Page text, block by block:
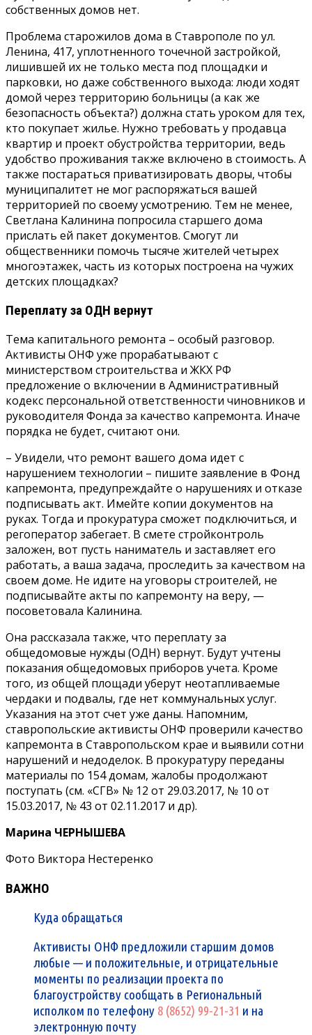
собственных домов нет.
Проблема старожилов дома в Ставрополе по ул.
Ленина, 417, уплотненного точечной застройкой,
лишившей их не только места под площадки и
парковки, но даже собственного выхода: люди ходят
домой через территорию больницы (а как же
безопасность объекта?) должна стать уроком для тех,
кто покупает жилье. Нужно требовать у продавца
квартир и проект обустройства территории, ведь
удобство проживания также включено в стоимость. А
также постараться приватизировать дворы, чтобы
муниципалитет не мог распоряжаться вашей
территорией по своему усмотрению. Тем не менее,
Светлана Калинина попросила старшего дома
прислать ей пакет документов. Смогут ли
общественники помочь тысяче жителей четырех
многоэтажек, часть из которых построена на чужих
детских площадках?
Переплату за ОДН вернут
Тема капитального ремонта – особый разговор.
Активисты ОНФ уже прорабатывают с
министерством строительства и ЖКХ РФ
предложение о включении в Административный
кодекс персональной ответственности чиновников и
руководителя Фонда за качество капремонта. Иначе
порядка не будет, считают они.
– Увидели, что ремонт вашего дома идет с
нарушением технологии – пишите заявление в Фонд
капремонта, предупреждайте о нарушениях и отказе
подписывать акт. Имейте копии документов на
руках. Тогда и прокуратура сможет подключиться, и
регоператор забегает. В смете стройконтроль
заложен, вот пусть наниматель и заставляет его
работать, а ваша задача, проследить за качеством на
своем доме. Не идите на уговоры строителей, не
подписывайте акты по капремонту на веру, —
посоветовала Калинина.
Она рассказала также, что переплату за
общедомовые нужды (ОДН) вернут. Будут учтены
показания общедомовых приборов учета. Кроме
того, из общей площади уберут неотапливаемые
чердаки и подвалы, где нет коммунальных услуг.
Указания на этот счет уже даны. Напомним,
ставропольские активисты ОНФ проверили качество
капремонта в Ставропольском крае и выявили сотни
нарушений и недоделок. В прокуратуру переданы
материалы по 154 домам, жалобы продолжают
поступать (см. «СГВ» № 12 от 29.03.2017, № 10 от
15.03.2017, № 43 от 02.11.2017 и др).
Марина ЧЕРНЫШЕВА
Фото Виктора Нестеренко
ВАЖНО
Куда обращаться
Активисты ОНФ предложили старшим домов
любые — и положительные, и отрицательные
моменты по реализации проекта по
благоустройству сообщать в Региональный
исполком по телефону 8 (8652) 99-21-31 и на
электронную почту